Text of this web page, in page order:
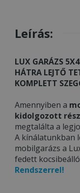
Leírás:
LUX GARÁZS
HÁTRA LEJTŐ
KOMPLETT
Amennyiben a
kidolgozott
megtalálta a
A kínálatunkban
mobilgarázs a
fedett
Rendszerrel!